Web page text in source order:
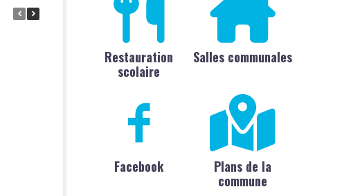
Restauration
scolaire
Salles communales
Facebook
Plans de la
commune